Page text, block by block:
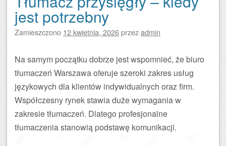
jest potrzebny
Zamieszczono 12 kwietnia, 2026przezadmin
Na samym początku dobrze jest wspomnieć, że biuro
tłumaczeń Warszawa oferuje szeroki zakres usług
językowych dla klientów indywidualnych oraz firm.
Współczesny rynek stawia duże wymagania w
zakresie tłumaczeń. Dlatego profesjonalne
tłumaczenia stanowią podstawę komunikacji.